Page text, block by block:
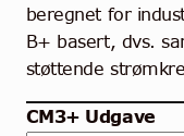
beregnet for
B+ basert, dvs.
støttende
CM3+ Udgave